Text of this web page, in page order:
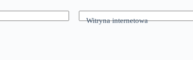
Witryna internetowa